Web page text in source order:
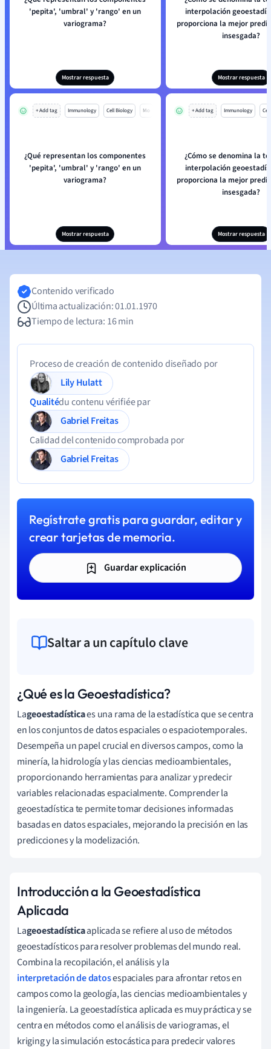
'pepita', 'umbral' y 'rango' en un
variograma?
Mostrar respuesta
interpolación
proporciona la mejor
insesgada?
Mostrar respuesta
+ Add tag Immunology Cell Biology Mo
¿Qué representan los componentes
'pepita', 'umbral' y 'rango' en un
variograma?
Mostrar respuesta
+ Add tag Immunology
¿Cómo se denomina la
interpolación
proporciona la mejor
insesgada?
Mostrar respuesta
Contenido verificado
Última actualización: 01.01.1970
Tiempo de lectura: 16 min
Proceso de creación de contenido diseñado por
Lily Hulatt
Qualitédu contenu vérifiée par
Gabriel Freitas
Calidad del contenido comprobada por
Gabriel Freitas
Regístrate gratis para guardar, editar y
crear tarjetas de memoria.
Guardar explicación
Saltar a un capítulo clave
¿Qué es la Geoestadística?
Lageoestadísticaes una rama de la estadística que se centra
en los conjuntos de datos espaciales o espaciotemporales.
Desempeña un papel crucial en diversos campos, como la
minería, la hidrología y las ciencias medioambientales,
proporcionando herramientas para analizar y predecir
variables relacionadas espacialmente. Comprender la
geoestadística te permite tomar decisiones informadas
basadas en datos espaciales, mejorando la precisión en las
predicciones y la modelización.
Introducción a la Geoestadística
Aplicada
Lageoestadísticaaplicada se refiere al uso de métodos
geoestadísticos para resolver problemas del mundo real.
Combina la recopilación, el análisis y la
interpretación de datosespaciales para afrontar retos en
campos como la geología, las ciencias medioambientales y
la ingeniería. La geoestadística aplicada es muy práctica y se
centra en métodos como el análisis de variogramas, el
kriging y la simulación estocástica para predecir valores